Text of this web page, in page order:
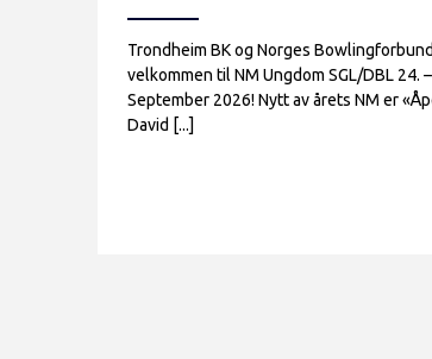
Trondheim BK og Norges
velkommen til NM Ungdom SGL/DBL 24.
September 2026! Nytt av årets NM er
David [...]